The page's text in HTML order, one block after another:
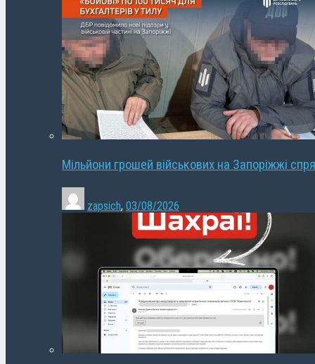
Мільйони грошей військових на Запоріжжі
zapsich, 03/08/2026